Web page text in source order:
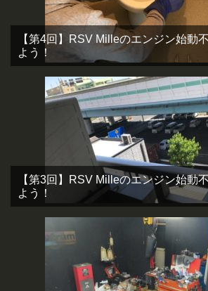
【第4回】RSV Milleのエンジン始動
よう！
【第3回】RSV Milleのエンジン始動
よう！